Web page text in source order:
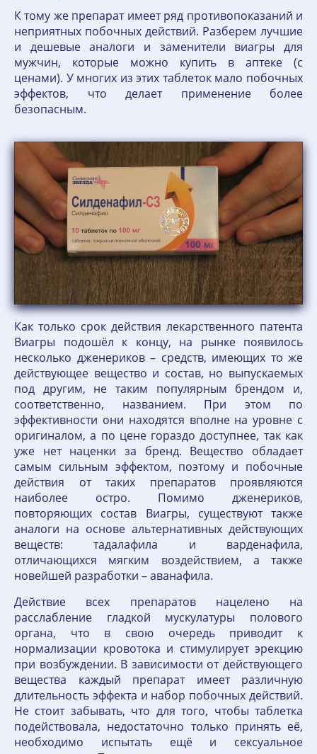
К тому же препарат имеет ряд противопоказаний и
неприятных побочных действий. Разберем лучшие
и дешевые аналоги и заменители виагры для
мужчин, которые можно купить в аптеке (с
ценами). У многих из этих таблеток мало побочных
эффектов, что делает применение более
безопасным.
Как только срок действия лекарственного патента
Виагры подошёл к концу, на рынке появилось
несколько дженериков – средств, имеющих то же
действующее вещество и состав, но выпускаемых
под другим, не таким популярным брендом и,
соответственно, названием. При этом по
эффективности они находятся вполне на уровне с
оригиналом, а по цене гораздо доступнее, так как
уже нет наценки за бренд. Вещество обладает
самым сильным эффектом, поэтому и побочные
действия от таких препаратов проявляются
наиболее остро. Помимо дженериков,
повторяющих состав Виагры, существуют также
аналоги на основе альтернативных действующих
веществ: тадалафила и варденафила,
отличающихся мягким воздействием, а также
новейшей разработки – аванафила.
Действие всех препаратов нацелено на
расслабление гладкой мускулатуры полового
органа, что в свою очередь приводит к
нормализации кровотока и стимулирует эрекцию
при возбуждении. В зависимости от действующего
вещества каждый препарат имеет различную
длительность эффекта и набор побочных действий.
Не стоит забывать, что для того, чтобы таблетка
подействовала, недостаточно только принять её,
необходимо испытать ещё и сексуальное